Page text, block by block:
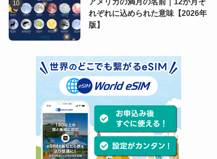
アメリカの満月の名前｜12か月そ
れぞれに込められた意味【2026年
版】